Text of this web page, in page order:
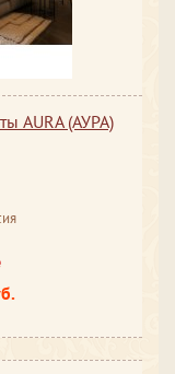
AURA (АУРА)